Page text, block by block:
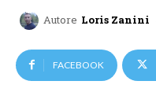
Autore Loris Zanini
FACEBOOK